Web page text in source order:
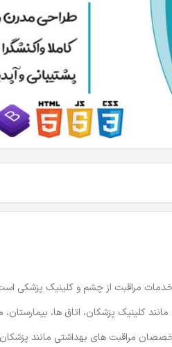
پزشکان، اتاق ها، بیمارستان،
مراقبت های بهداشتی مانند